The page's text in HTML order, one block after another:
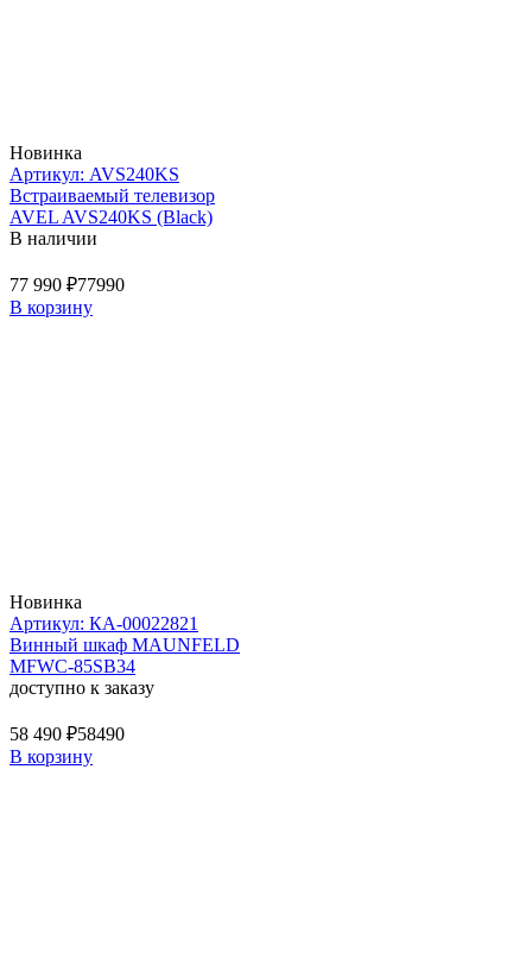
Новинка
Артикул: AVS240KS
Встраиваемый телевизор
AVEL AVS240KS (Black)
В наличии
77 990 ₽77990
В корзину
Новинка
Артикул: КА-00022821
Винный шкаф MAUNFELD
MFWC-85SB34
доступно к заказу
58 490 ₽58490
В корзину